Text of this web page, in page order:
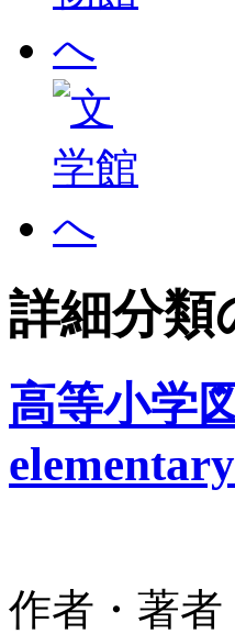
詳細分類
高等小学
作者・著